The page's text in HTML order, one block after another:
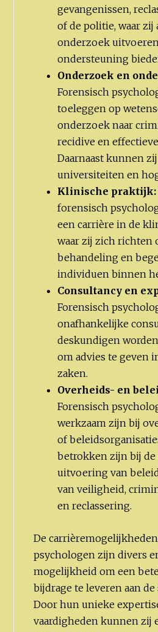
gevangenissen,
of de politie, waar zij
onderzoek
ondersteuning
Onderzoek en
Forensisch
toeleggen op
onderzoek naar
recidive en
Daarnaast kunnen
universiteiten en
Klinische praktijk:
forensisch
een carrière in de
waar zij zich richten
behandeling en
individuen binnen
Consultancy en
Forensisch
onafhankelijke
deskundigen
om advies te geven
zaken.
Overheids- en
Forensisch
werkzaam zijn bij
of
betrokken zijn bij
uitvoering van
van veiligheid,
en reclassering.
De
psychologen zijn divers
mogelijkheid om een
bijdrage te leveren aan
Door hun unieke
vaardigheden kunnen zij